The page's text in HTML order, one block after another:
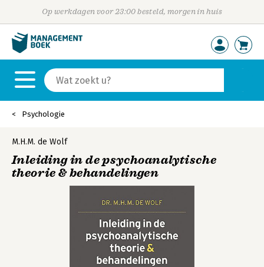
Op werkdagen voor 23:00 besteld, morgen in huis
Psychologie
M.H.M. de Wolf
Inleiding in de psychoanalytische
theorie & behandelingen